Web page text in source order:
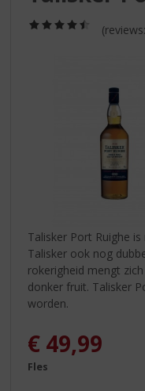
/
Talisker Port Ruighe
Talisker ook nog
rokerigheid mengt
donker fruit. Talisker
worden.
€ 49,99
Fles